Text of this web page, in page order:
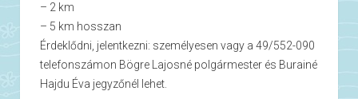
– 2 km
– 5 km hosszan
Érdeklődni, jelentkezni: személyesen vagy a 49/552-090
telefonszámon Bögre Lajosné polgármester és Burainé
Hajdu Éva jegyzőnél lehet.